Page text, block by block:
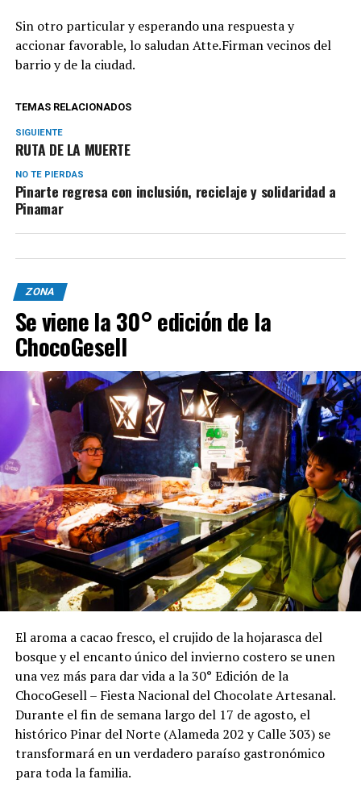
Sin otro particular y esperando una respuesta y
accionar favorable, lo saludan Atte.Firman vecinos del
barrio y de la ciudad.
TEMAS RELACIONADOS
SIGUIENTE
RUTA DE LA MUERTE
NO TE PIERDAS
Pinarte regresa con inclusión, reciclaje y solidaridad a
Pinamar
ZONA
Se viene la 30° edición de la
ChocoGesell
El aroma a cacao fresco, el crujido de la hojarasca del
bosque y el encanto único del invierno costero se unen
una vez más para dar vida a la 30° Edición de la
ChocoGesell – Fiesta Nacional del Chocolate Artesanal.
Durante el fin de semana largo del 17 de agosto, el
histórico Pinar del Norte (Alameda 202 y Calle 303) se
transformará en un verdadero paraíso gastronómico
para toda la familia.